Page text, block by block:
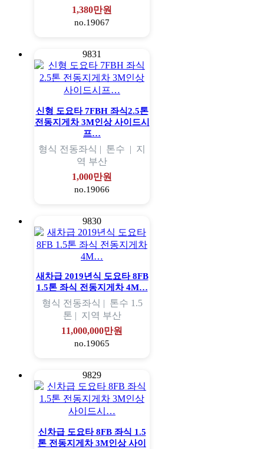
1,380만원
no.19067
9831
신형 도요타 7FBH 좌식2.5톤
전동지게차 3M인상 사이드시
프…
형식 전동좌식 | 톤수 | 지
역 부산
1,000만원
no.19066
9830
새차급 2019년식 도요타 8FB
1.5톤 좌식 전동지게차 4M…
형식 전동좌식 | 톤수 1.5
톤 | 지역 부산
11,000,000만원
no.19065
9829
신차급 도요타 8FB 좌식 1.5
톤 전동지게차 3M인상 사이